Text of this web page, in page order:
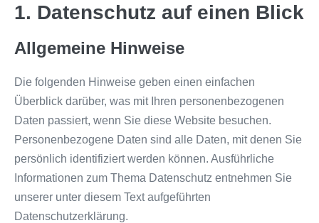
1. Datenschutz auf einen Blick
Allgemeine Hinweise
Die folgenden Hinweise geben einen einfachen
Überblick darüber, was mit Ihren personenbezogenen
Daten passiert, wenn Sie diese Website besuchen.
Personenbezogene Daten sind alle Daten, mit denen Sie
persönlich identifiziert werden können. Ausführliche
Informationen zum Thema Datenschutz entnehmen Sie
unserer unter diesem Text aufgeführten
Datenschutzerklärung.